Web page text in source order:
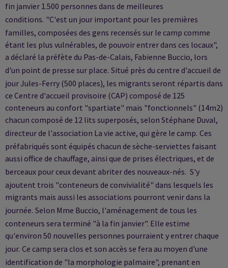
fin janvier 1.500 personnes dans de meilleures
conditions. "C'est un jour important pour les premières
familles, composées des gens recensés sur le camp comme
étant les plus vulnérables, de pouvoir entrer dans ces locaux",
a déclaré la préfète du Pas-de-Calais, Fabienne Buccio, lors
d'un point de presse sur place. Situé près du centre d'accueil de
jour Jules-Ferry (500 places), les migrants seront répartis dans
ce Centre d'accueil provisoire (CAP) composé de 125
conteneurs au confort "spartiate" mais "fonctionnels" (14m2)
chacun composé de 12 lits superposés, selon Stéphane Duval,
directeur de l'association La vie active, qui gère le camp. Ces
préfabriqués sont équipés chacun de sèche-serviettes faisant
aussi office de chauffage, ainsi que de prises électriques, et de
berceaux pour ceux devant abriter des nouveaux-nés. S'y
ajoutent trois "conteneurs de convivialité" dans lesquels les
migrants mais aussi les associations pourront venir dans la
journée. Selon Mme Buccio, l'aménagement de tous les
conteneurs sera terminé "à la fin janvier". Elle estime
qu'environ 50 nouvelles personnes pourraient y entrer chaque
jour. Ce camp sera clos et son accès se fera au moyen d'une
identification de "la morphologie palmaire", prenant en